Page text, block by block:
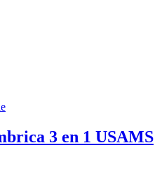
3 en 1 USAMS